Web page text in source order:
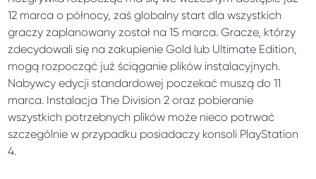
12 marca o północy, zaś globalny start dla wszystkich
graczy zaplanowany został na 15 marca. Gracze, którzy
zdecydowali się na zakupienie Gold lub Ultimate Edition,
mogą rozpocząć już ściąganie plików instalacyjnych.
Nabywcy edycji standardowej poczekać muszą do 11
marca. Instalacja The Division 2 oraz pobieranie
wszystkich potrzebnych plików może nieco potrwać
szczególnie w przypadku posiadaczy konsoli PlayStation
4.